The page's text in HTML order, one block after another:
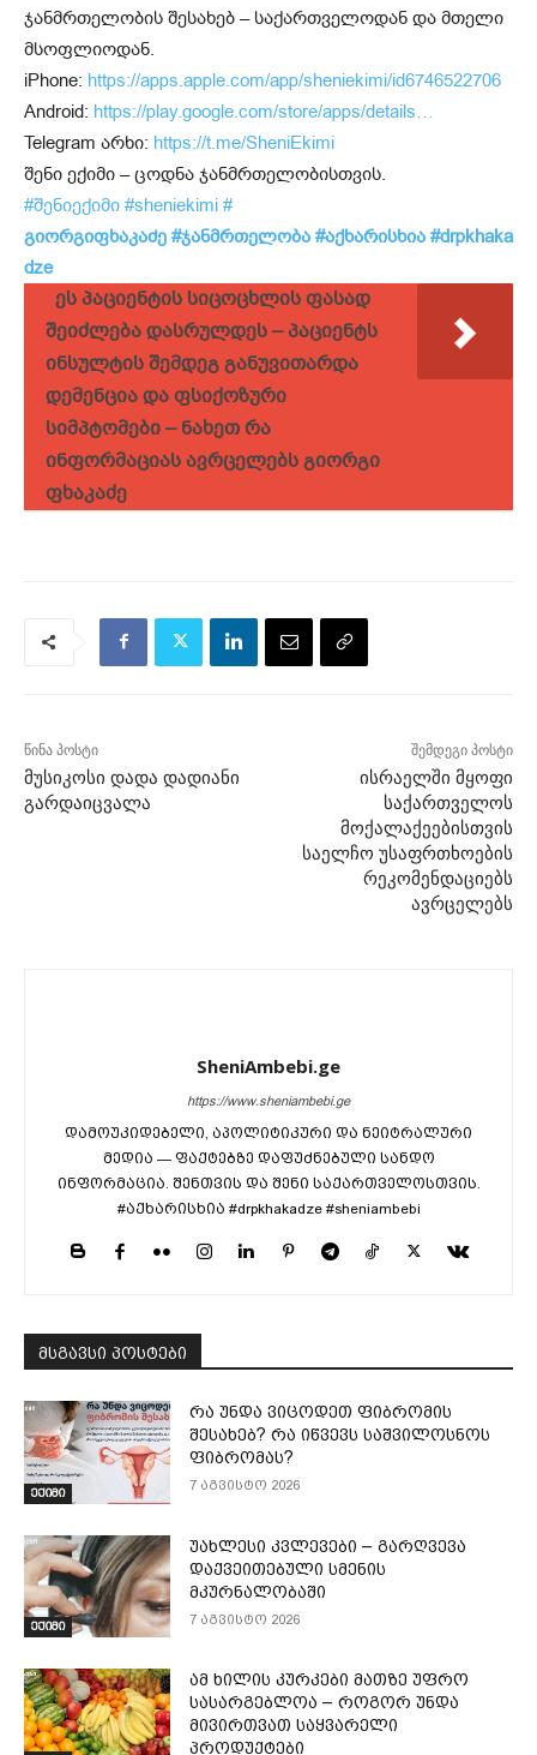
ჯანმრთელობის შესახებ – საქართველოდან და მთელი
მსოფლიოდან.
iPhone: https://apps.apple.com/app/sheniekimi/id6746522706
Android: https://play.google.com/store/apps/details…
Telegram არხი: https://t.me/SheniEkimi
შენი ექიმი – ცოდნა ჯანმრთელობისთვის.
#შენიექიმი #sheniekimi #
გიორგიფხაკაძე #ჯანმრთელობა #აქხარისხია #drpkhaka
dze
ეს პაციენტის სიცოცხლის ფასად
შეიძლება დასრულდეს – პაციენტს
ინსულტის შემდეგ განუვითარდა
დემენცია და ფსიქოზური
სიმპტომები – ნახეთ რა
ინფორმაციას ავრცელებს გიორგი
ფხაკაძე
წინა პოსტი
მუსიკოსი დადა დადიანი
გარდაიცვალა
შემდეგი პოსტი
ისრაელში მყოფი
საქართველოს
მოქალაქეებისთვის
საელჩო უსაფრთხოების
რეკომენდაციებს
ავრცელებს
SheniAmbebi.ge
https://www.sheniambebi.ge
დამოუკიდებელი, აპოლიტიკური და ნეიტრალური
მედია — ფაქტებზე დაფუძნებული სანდო
ინფორმაცია. შენთვის და შენი საქართველოსთვის.
#აქხარისხია #drpkhakadze #sheniambebi
მსგავსი პოსტები
ექიმი
რა უნდა ვიცოდეთ ფიბრომის
შესახებ? რა იწვევს საშვილოსნოს
ფიბრომას?
7 აგვისტო 2026
ექიმი
უახლესი კვლევები – გარღვევა
დაქვეითებული სმენის
მკურნალობაში
7 აგვისტო 2026
ამ ხილის კურკები მათზე უფრო
სასარგებლოა – როგორ უნდა
მივირთვათ საყვარელი
პროდუქტები